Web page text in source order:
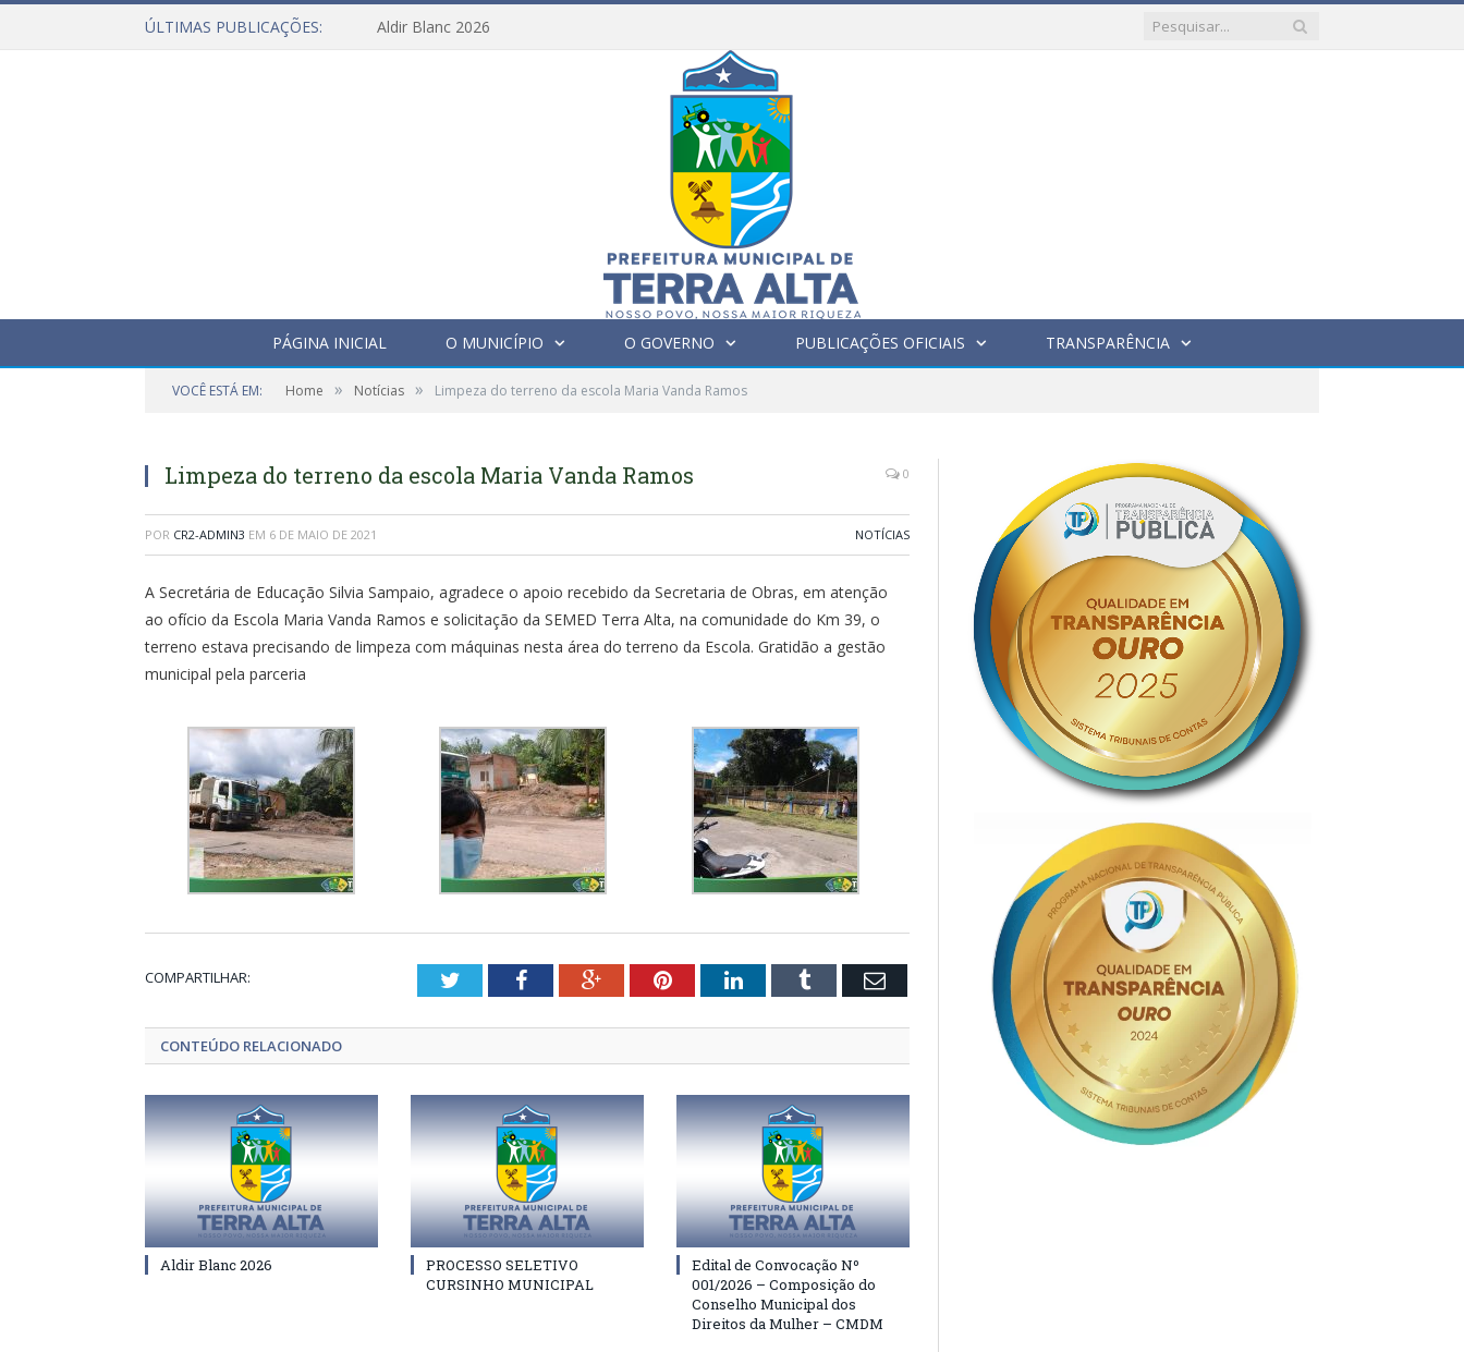
ÚLTIMAS PUBLICAÇÕES: Aldir Blanc 2026
PÁGINA INICIAL O MUNICÍPIO O GOVERNO PUBLICAÇÕES OFICIAIS TRANSPARÊNCIA
VOCÊ ESTÁ EM: Home » Notícias » Limpeza do terreno da escola Maria Vanda Ramos
Limpeza do terreno da escola Maria Vanda Ramos 0
POR CR2-ADMIN3 EM 6 DE MAIO DE 2021 NOTÍCIAS
A Secretária de Educação Silvia Sampaio, agradece o apoio recebido da Secretaria de Obras, em atenção
ao ofício da Escola Maria Vanda Ramos e solicitação da SEMED Terra Alta, na comunidade do Km 39, o
terreno estava precisando de limpeza com máquinas nesta área do terreno da Escola. Gratidão a gestão
municipal pela parceria
COMPARTILHAR: TwitterFacebookGoogle+PinterestLinkedInTumblr Email
CONTEÚDO RELACIONADO
Aldir Blanc 2026
PROCESSO SELETIVO
CURSINHO MUNICIPAL
Edital de Convocação Nº
001/2026 – Composição do
Conselho Municipal dos
Direitos da Mulher – CMDM